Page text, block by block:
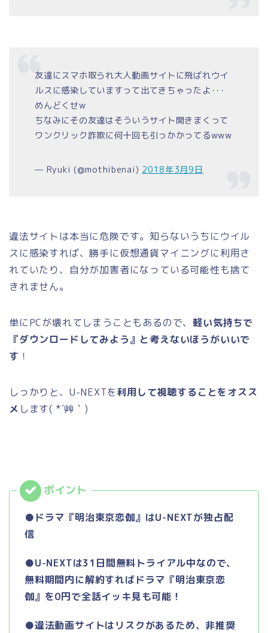
友達にスマホ取られ大人動画サイトに飛ばれウイ
ルスに感染していますって出てきちゃったよ･･･
めんどくせw
ちなみにその友達はそういうサイト開きまくって
ワンクリック詐欺に何十回も引っかかってるwww
— Ryuki (@mothibenai) 2018年3月9日
違法サイトは本当に危険です。知らないうちにウイル
スに感染すれば、勝手に仮想通貨マイニングに利用さ
れていたり、自分が加害者になっている可能性も捨て
きれません。
単にPCが壊れてしまうこともあるので、 軽い気持ちで
『ダウンロードしてみよう』と考えないほうがいいで
す ！
しっかりと、U-NEXTを利用して視聴することをオスス
メ します( *´艸｀)
●ドラマ『明治東京恋伽』はU-NEXTが独占配
信
●U-NEXTは31日間無料トライアル中なので、
無料期間内に解約すればドラマ『明治東京恋
伽』を0円で全話イッキ見も可能！
●違法動画サイトはリスクがあるため、非推奨